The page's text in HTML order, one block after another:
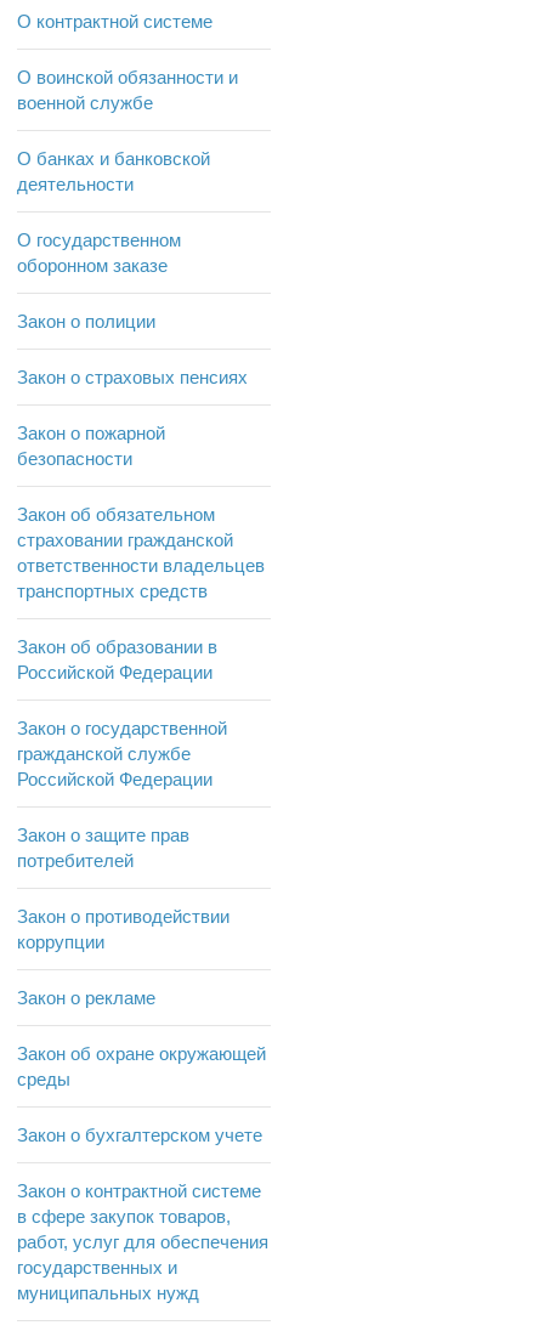
О контрактной системе
О воинской обязанности и
военной службе
О банках и банковской
деятельности
О государственном
оборонном заказе
Закон о полиции
Закон о страховых пенсиях
Закон о пожарной
безопасности
Закон об обязательном
страховании гражданской
ответственности владельцев
транспортных средств
Закон об образовании в
Российской Федерации
Закон о государственной
гражданской службе
Российской Федерации
Закон о защите прав
потребителей
Закон о противодействии
коррупции
Закон о рекламе
Закон об охране окружающей
среды
Закон о бухгалтерском учете
Закон о контрактной системе
в сфере закупок товаров,
работ, услуг для обеспечения
государственных и
муниципальных нужд